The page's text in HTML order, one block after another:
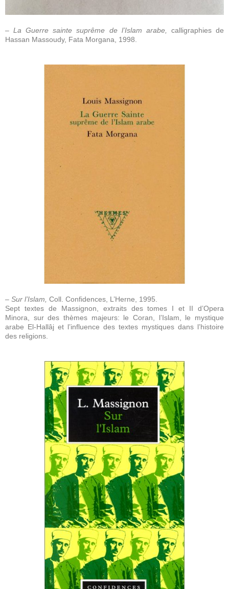
– La Guerre sainte suprême de l’Islam arabe,
calligraphies de
Hassan Massoudy, Fata Morgana, 1998.
– Sur l’Islam, Coll. Confidences, L’Herne, 1995.
Sept textes de Massignon, extraits des tomes I et II d’Opera
Minora, sur des thèmes majeurs: le Coran, l’Islam, le mystique
arabe El-Hallâj et l’influence des textes mystiques dans l’histoire
des religions.